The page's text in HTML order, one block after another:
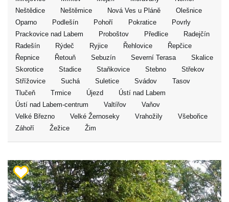
Neštědice
Neštěmice Nová Ves u Pláně
Olešnice
Oparno
Podlešín Pohoří Pokratice
Povrly
Prackovice nad Labem
Proboštov Předlice
Radejčín
Radešín
Rýdeč Ryjice Řehlovice
Řepčice
Řepnice
Řetouň Sebuzín Severní Terasa
Skalice
Skorotice
Stadice Staňkovice Stebno
Střekov
Střížovice
Suchá Suletice Svádov
Tasov
Tlučeň
Trmice Újezd
Ústí nad Labem
Ústí nad Labem-centrum
Valtířov
Vaňov
Velké Březno
Velké Žernoseky Vrahožily
Všebořice
Záhoří
Žežice Žim